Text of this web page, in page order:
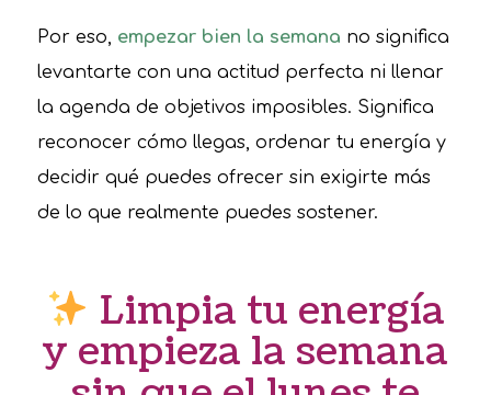
Por eso, empezar bien la semana no significa
levantarte con una actitud perfecta ni llenar
la agenda de objetivos imposibles. Significa
reconocer cómo llegas, ordenar tu energía y
decidir qué puedes ofrecer sin exigirte más
de lo que realmente puedes sostener.
Limpia tu energía
y empieza la semana